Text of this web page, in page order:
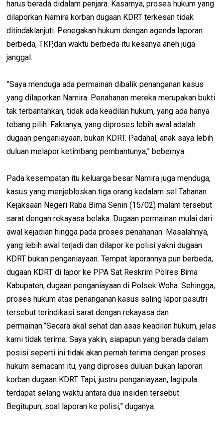
harus berada didalam penjara. Kasarnya, proses hukum yang
dilaporkan Namira korban dugaan KDRT terkesan tidak
ditindaklanjuti. Penegakan hukum dengan agenda laporan
berbeda, TKP,dan waktu berbeda itu kesanya aneh juga
janggal.
”Saya menduga ada permainan dibalik penanganan kasus
yang dilaporkan Namira. Penahanan mereka merupakan bukti
tak terbantahkan, tidak ada keadilan hukum, yang ada hanya
tebang pilih. Faktanya, yang diproses lebih awal adalah
dugaan penganiayaan, bukan KDRT. Padahal, anak saya lebih
duluan melapor ketimbang pembantunya,” bebernya.
Pada kesempatan itu keluarga besar Namira juga menduga,
kasus yang menjebloskan tiga orang kedalam sel Tahanan
Kejaksaan Negeri Raba Bima Senin (15/02) malam tersebut
sarat dengan rekayasa belaka. Dugaan permainan mulai dari
awal kejadian hingga pada proses penahanan. Masalahnya,
yang lebih awal terjadi dan dilapor ke polisi yakni dugaan
KDRT bukan penganiayaan. Tempat laporannya pun berbeda,
dugaan KDRT di lapor ke PPA Sat Reskrim Polres Bima
Kabupaten, dugaan penganiayaan di Polsek Woha. Sehingga,
proses hukum atas penanganan kasus saling lapor pasutri
tersebut terindikasi sarat dengan rekayasa dan
permainan.”Secara akal sehat dan asas keadilan hukum, jelas
kami tidak terima. Saya yakin, siapapun yang berada dalam
posisi seperti ini tidak akan pernah terima dengan proses
hukum semacam itu, yang diproses duluan bukan laporan
korban dugaan KDRT. Tapi, justru penganiayaan, lagipula
terdapat selang waktu antara dua insiden tersebut.
Begitupun, soal laporan ke polisi,” duganya.